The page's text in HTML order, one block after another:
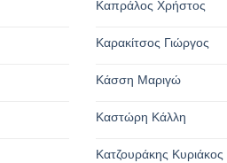
Καπράλος Χρήστος
Καρακίτσος Γιώργος
Κάσση Μαριγώ
Καστώρη Κάλλη
Κατζουράκης Κυριάκος